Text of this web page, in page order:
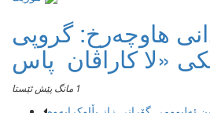
هاوچەرخ: گروپی
1 مانگ پێش ئێستا